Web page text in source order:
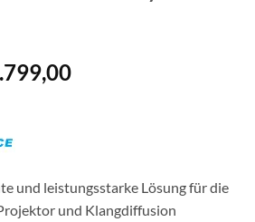
Aktueller
und leistungsstarke Lösung für die
und Klangdiffusion